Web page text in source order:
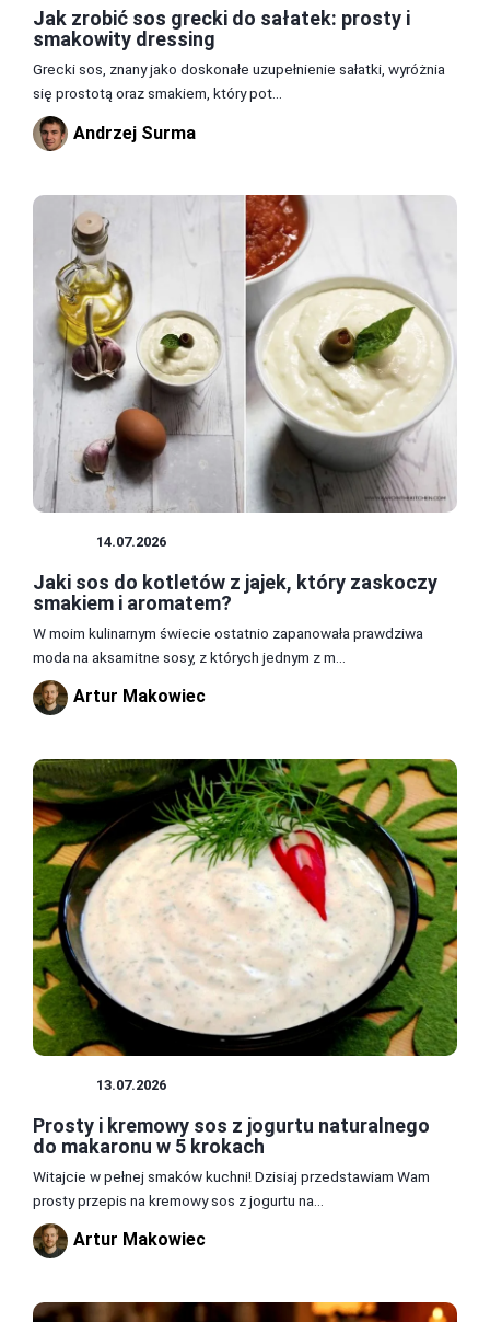
Jak zrobić sos grecki do sałatek: prosty i
smakowity dressing
Grecki sos, znany jako doskonałe uzupełnienie sałatki, wyróżnia
się prostotą oraz smakiem, który pot...
Andrzej Surma
14.07.2026
Jaki sos do kotletów z jajek, który zaskoczy
smakiem i aromatem?
W moim kulinarnym świecie ostatnio zapanowała prawdziwa
moda na aksamitne sosy, z których jednym z m...
Artur Makowiec
13.07.2026
Prosty i kremowy sos z jogurtu naturalnego
do makaronu w 5 krokach
Witajcie w pełnej smaków kuchni! Dzisiaj przedstawiam Wam
prosty przepis na kremowy sos z jogurtu na...
Artur Makowiec